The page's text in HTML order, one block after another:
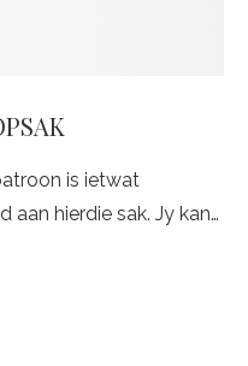
is ietwat
aan hierdie sak. Jy kan…